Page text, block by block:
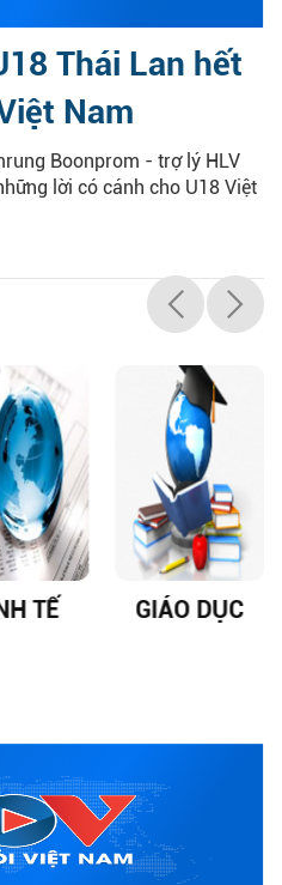
Thái Lan hết
Nam
Boonprom - trợ lý HLV
lời có cánh cho U18 Việt
TẾ GIÁO DỤC